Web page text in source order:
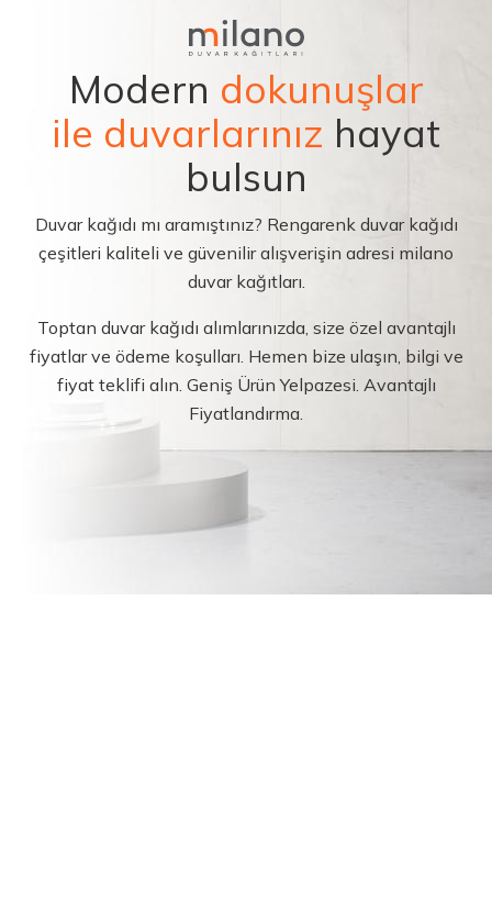
Modern dokunuşlar
ile duvarlarınız hayat
bulsun
Duvar kağıdı mı aramıştınız? Rengarenk duvar kağıdı
çeşitleri kaliteli ve güvenilir alışverişin adresi milano
duvar kağıtları.
Toptan duvar kağıdı alımlarınızda, size özel avantajlı
fiyatlar ve ödeme koşulları. Hemen bize ulaşın, bilgi ve
fiyat teklifi alın. Geniş Ürün Yelpazesi. Avantajlı
Fiyatlandırma.